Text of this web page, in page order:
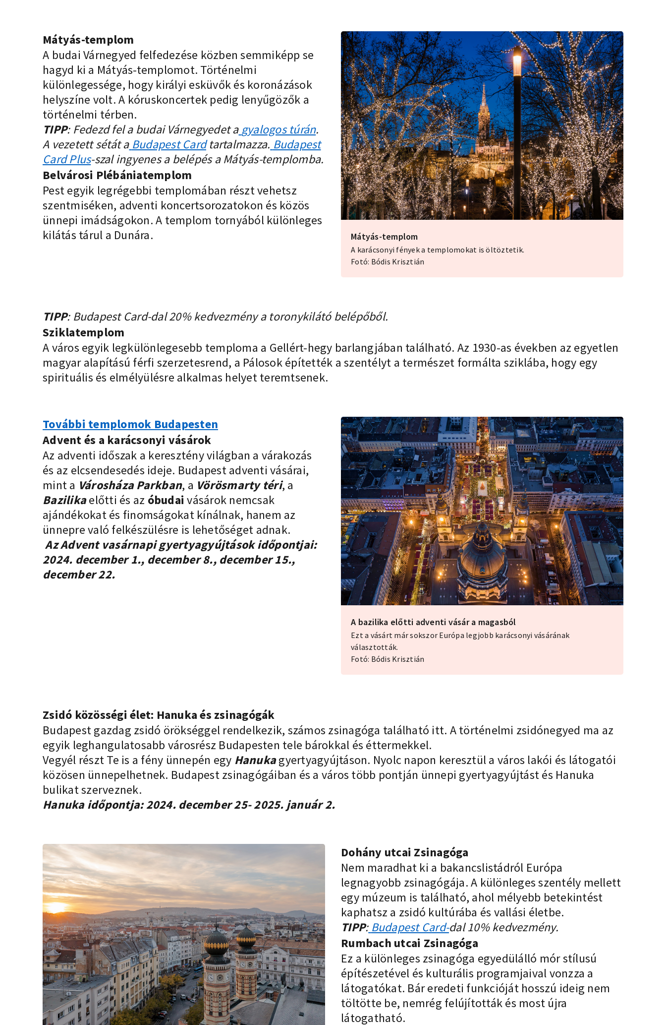
Mátyás-templom
A budai Várnegyed felfedezése közben semmiképp se
hagyd ki a Mátyás-templomot. Történelmi
különlegessége, hogy királyi esküvők és koronázások
helyszíne volt. A kóruskoncertek pedig lenyűgözők a
történelmi térben.
TIPP: Fedezd fel a budai Várnegyedet a gyalogos túrán.
A vezetett sétát a Budapest Cardtartalmazza. Budapest
Card Plus-szal ingyenes a belépés a Mátyás-templomba.
Belvárosi Plébániatemplom
Pest egyik legrégebbi templomában részt vehetsz
szentmiséken, adventi koncertsorozatokon és közös
ünnepi imádságokon. A templom tornyából különleges
kilátás tárul a Dunára.
Mátyás-templom
A karácsonyi fények a templomokat is öltöztetik.
Fotó: Bódis Krisztián
TIPP: Budapest Card-dal 20% kedvezmény a toronykilátó belépőből.
Sziklatemplom
A város egyik legkülönlegesebb temploma a Gellért-hegy barlangjában található. Az 1930-as években az egyetlen
magyar alapítású férfi szerzetesrend, a Pálosok építették a szentélyt a természet formálta sziklába, hogy egy
spirituális és elmélyülésre alkalmas helyet teremtsenek.
További templomok Budapesten
Advent és a karácsonyi vásárok
Az adventi időszak a keresztény világban a várakozás
és az elcsendesedés ideje. Budapest adventi vásárai,
mint a Városháza Parkban, a Vörösmarty téri, a
Bazilikaelőtti és az óbudai vásárok nemcsak
ajándékokat és finomságokat kínálnak, hanem az
ünnepre való felkészülésre is lehetőséget adnak.
Az Advent vasárnapi gyertyagyújtások időpontjai:
2024. december 1., december 8., december 15.,
december 22.
A bazilika előtti adventi vásár a magasból
Ezt a vásárt már sokszor Európa legjobb karácsonyi vásárának
választották.
Fotó: Bódis Krisztián
Zsidó közösségi élet: Hanuka és zsinagógák
Budapest gazdag zsidó örökséggel rendelkezik, számos zsinagóga található itt. A történelmi zsidónegyed ma az
egyik leghangulatosabb városrész Budapesten tele bárokkal és éttermekkel.
Vegyél részt Te is a fény ünnepén egy Hanukagyertyagyújtáson. Nyolc napon keresztül a város lakói és látogatói
közösen ünnepelhetnek. Budapest zsinagógáiban és a város több pontján ünnepi gyertyagyújtást és Hanuka
bulikat szerveznek.
Hanuka időpontja: 2024. december 25- 2025. január 2.
Dohány utcai Zsinagóga
Nem maradhat ki a bakancslistádról Európa
legnagyobb zsinagógája. A különleges szentély mellett
egy múzeum is található, ahol mélyebb betekintést
kaphatsz a zsidó kultúrába és vallási életbe.
TIPP: Budapest Card-dal 10% kedvezmény.
Rumbach utcai Zsinagóga
Ez a különleges zsinagóga egyedülálló mór stílusú
építészetével és kulturális programjaival vonzza a
látogatókat. Bár eredeti funkcióját hosszú ideig nem
töltötte be, nemrég felújították és most újra
látogatható.